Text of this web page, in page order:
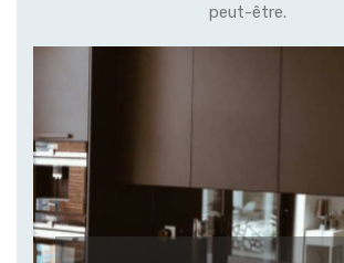
peut-être.
# Différents types de verres et leurs